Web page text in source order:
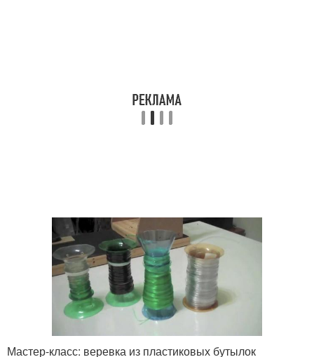
Мастер-класс: веревка из пластиковых бутылок